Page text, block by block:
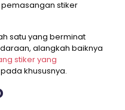
stiker
satu yang berminat
alangkah baiknya
stiker yang
pada khususnya.